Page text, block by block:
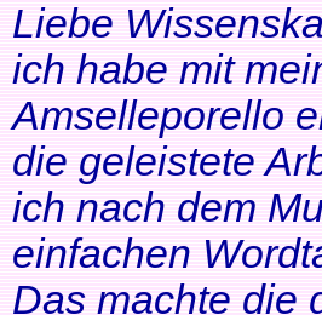
Liebe
ich habe mit
Amselleporello
die geleistete
ich nach dem
einfachen
Das machte die